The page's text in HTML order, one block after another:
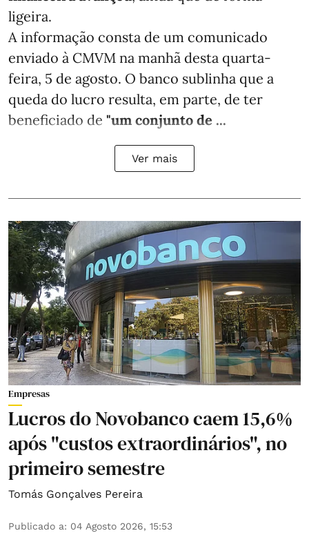
ligeira.
A informação consta de um comunicado
enviado à CMVM na manhã desta quarta-
feira, 5 de agosto. O banco sublinha que a
queda do lucro resulta, em parte, de ter
beneficiado de "um conjunto de ...
Ver mais
Empresas
Lucros do Novobanco caem 15,6%
após "custos extraordinários", no
primeiro semestre
Tomás Gonçalves Pereira
Publicado a: 04 Agosto 2026, 15:53